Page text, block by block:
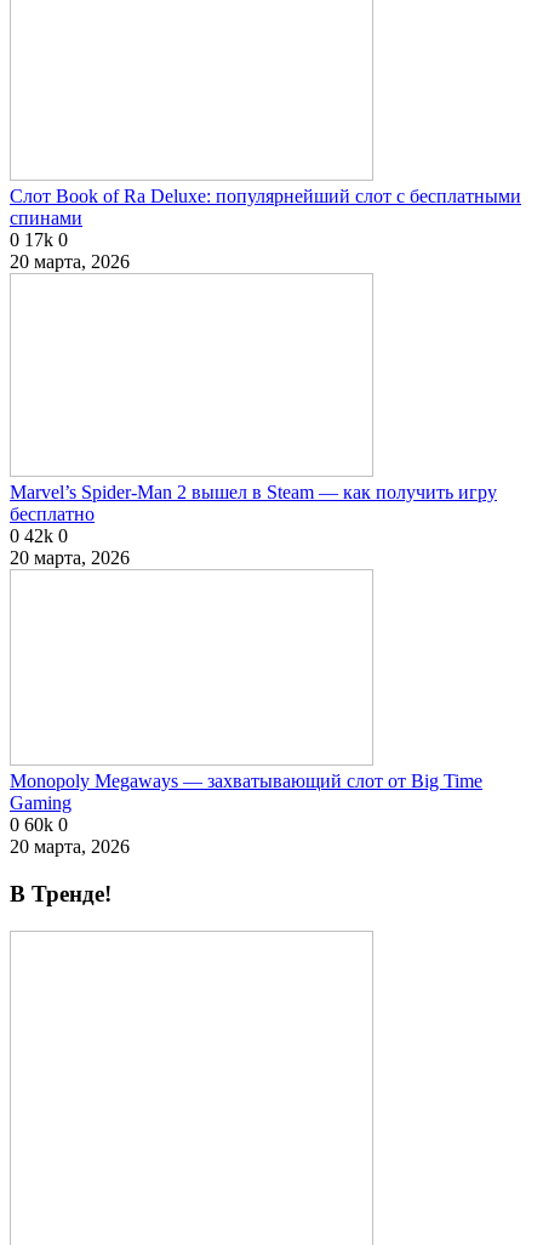
Слот Book of Ra Deluxe: популярнейший слот с бесплатными
спинами
0 17k 0
20 марта, 2026
Marvel’s Spider-Man 2 вышел в Steam — как получить игру
бесплатно
0 42k 0
20 марта, 2026
Monopoly Megaways — захватывающий слот от Big Time
Gaming
0 60k 0
20 марта, 2026
В Тренде!